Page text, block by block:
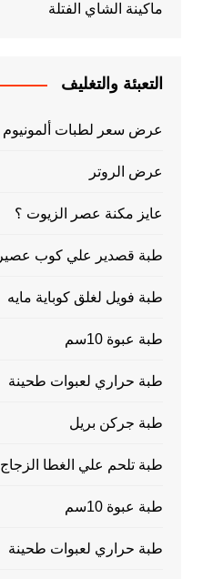
ماكينة الشاي الفتلة
التعبئة والتغليف
عرض سعر لطبات ألمونيوم
عرض الروتر
عايز مكنة عصر الزيوت ؟
طبة قصدير علي كوب عصير
طبة فويل لغلق كوباية مايه
طبة عبوة 10سم
طبة حراري لعبوات طحينة
طبة جركن بريل
طبة تلحم علي الغطا الزجاج
طبة عبوة 10سم
طبة حراري لعبوات طحينة